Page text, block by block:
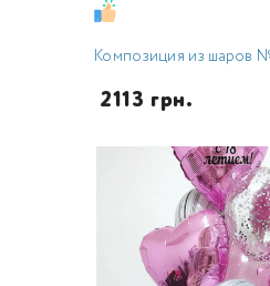
Композиция из шаров
2113 грн.